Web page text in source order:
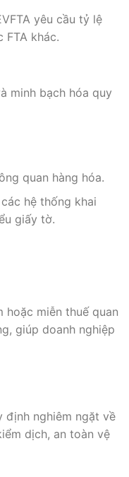
yêu cầu tỷ lệ
FTA khác.
minh bạch hóa quy
quan hàng hóa.
hệ thống khai
giấy tờ.
hoặc miễn thuế quan
giúp doanh nghiệp
định nghiêm ngặt về
dịch, an toàn vệ